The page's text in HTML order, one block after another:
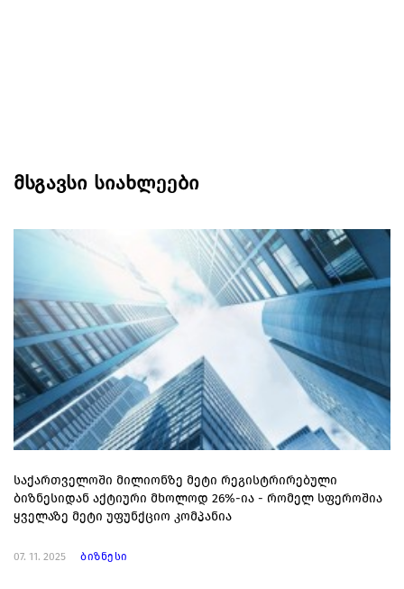
მსგავსი სიახლეები
საქართველოში მილიონზე მეტი რეგისტრირებული
ბიზნესიდან აქტიური მხოლოდ 26%-ია - რომელ სფეროშია
ყველაზე მეტი უფუნქციო კომპანია
07. 11. 2025 ბიზნესი